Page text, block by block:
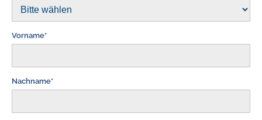
Vorname*
Nachname*